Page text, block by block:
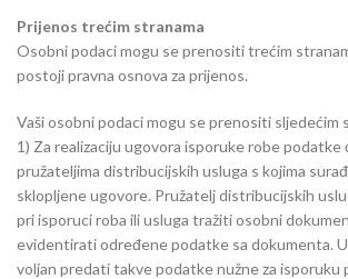
Prijenos trećim stranama
Osobni podaci mogu se prenositi trećim
postoji pravna osnova za prijenos.
Vaši osobni podaci mogu se prenositi sljedećim
1) Za realizaciju ugovora isporuke robe podatke
pružateljima distribucijskih usluga s kojima
sklopljene ugovore. Pružatelj distribucijskih
pri isporuci roba ili usluga tražiti osobni
evidentirati određene podatke sa dokumenta.
voljan predati takve podatke nužne za isporuku